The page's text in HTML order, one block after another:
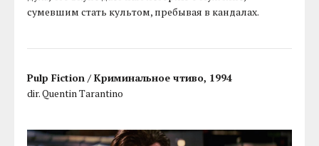
сумевшим стать культом, пребывая в кандалах.
Pulp Fiction / Криминальное чтиво, 1994
dir. Quentin Tarantino